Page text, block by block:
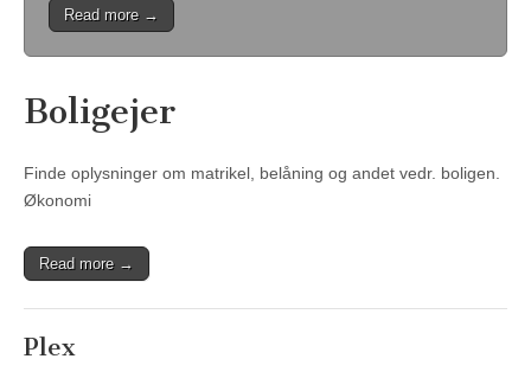
Read more →
Boligejer
Finde oplysninger om matrikel, belåning og andet vedr. boligen.
Økonomi
Read more →
Plex